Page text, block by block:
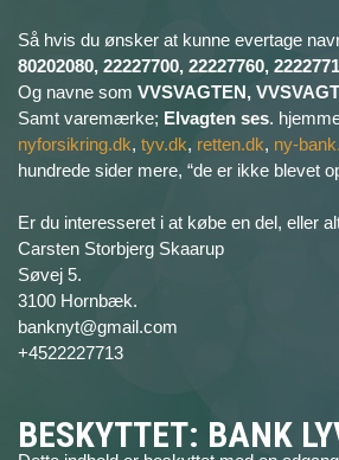
Så hvis du ønsker at kunne evertage
80202080, 22227700, 22227760,
Og navne som VVSVAGTEN,
Samt varemærke; Elvagten ses.
nyforsikring.dk, tyv.dk, retten.dk, ny-
hundrede sider mere, “de er ikke blevet
Er du interesseret i at købe en del, eller
Carsten Storbjerg Skaarup
Søvej 5.
3100 Hornbæk.
banknyt@gmail.com
+4522227713
BESKYTTET: BANK